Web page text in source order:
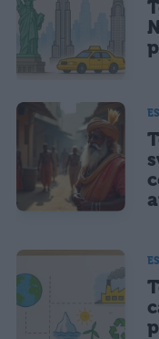
Ho letto e
Acconsento all'uso
marketing diretto
CONFERMA E